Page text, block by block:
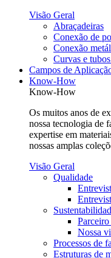
Visão Geral
Abraçadeiras
Conexão de
Conexão
Curvas e
Campos de
Know-How
Know-How
Os muitos anos de
nossa tecnologia de
expertise em
nossas amplas
Visão Geral
Qualidade
Nossa
Processos de
Estruturas de